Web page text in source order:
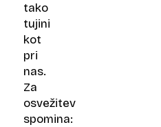
tako
tujini
kot
pri
nas.
Za
osvežitev
spomina: